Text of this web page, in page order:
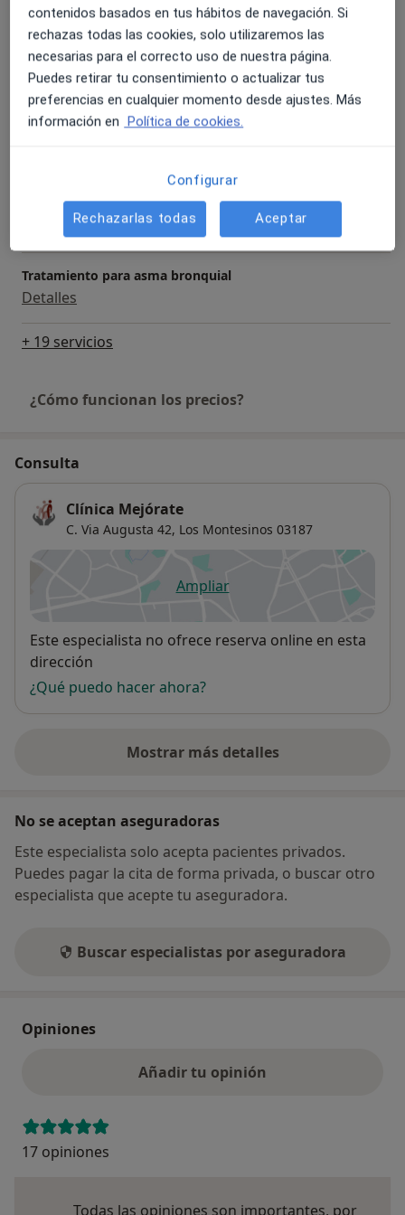
Detalles
Radiofrecuencia facial
Detalles
Tratamiento para el dolor lumbar
Detalles
Tratamiento para asma bronquial
Detalles
+ 19 servicios
¿Cómo funcionan los precios?
Consulta
Clínica Mejórate
C. Via Augusta 42, Los Montesinos 03187
Ampliarse abre en una nueva
Disponibilidad
Este especialista no ofrece reserva online en esta
dirección
¿Qué puedo hacer ahora?
Mostrar más detalles
sobre la dirección
No se aceptan aseguradoras
Este especialista solo acepta pacientes privados.
Puedes pagar la cita de forma privada, o buscar otro
especialista que acepte tu aseguradora.
Buscar especialistas por aseguradora
Opiniones
Añadir tu opinión
17 opiniones
Todas las opiniones son importantes, por
contenidos basados en tus hábitos de navegación. Si
rechazas todas las cookies, solo utilizaremos las
necesarias para el correcto uso de nuestra página.
Puedes retirar tu consentimiento o actualizar tus
preferencias en cualquier momento desde ajustes. Más
información en Política de cookies.
Configurar
Rechazarlas todas Aceptar